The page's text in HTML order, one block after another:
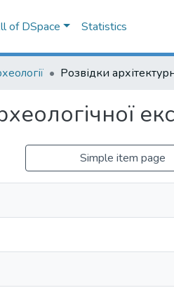
of DSpace Statistics
Simple item page